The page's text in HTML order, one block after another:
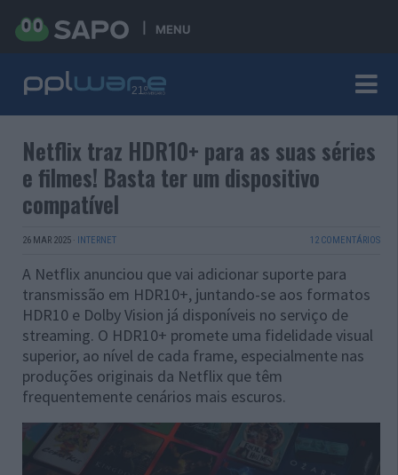
MENU
Netflix traz HDR10+ para as suas séries
e filmes! Basta ter um dispositivo
compatível
26 MAR 2025 · INTERNET 12 COMENTÁRIOS
A Netflix anunciou que vai adicionar suporte para
transmissão em HDR10+, juntando-se aos formatos
HDR10 e Dolby Vision já disponíveis no serviço de
streaming. O HDR10+ promete uma fidelidade visual
superior, ao nível de cada frame, especialmente nas
produções originais da Netflix que têm
frequentemente cenários mais escuros.